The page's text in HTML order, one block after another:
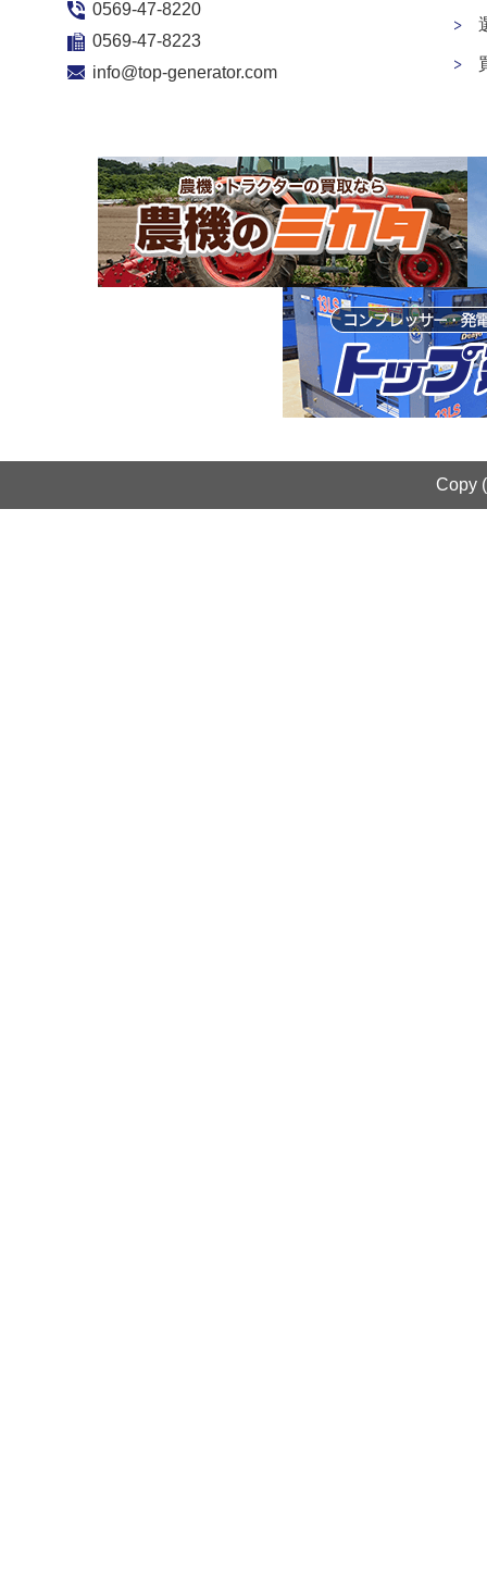
0569-47-8220
0569-47-8223
info@top-generator.com
Copy